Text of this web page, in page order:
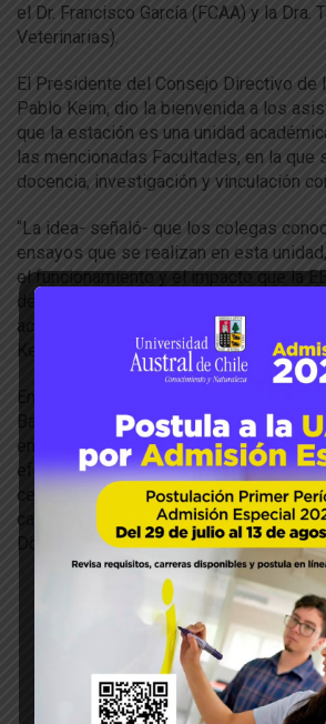
el Dr. Francisco García (FCAA) y la Dra.
Veterinarias).
El Presidente del Consejo Directivo de
Pablo Keim, dio la bienvenida a los
que la estación es una unidad
las mencionadas Facultades, en la que
docencia, investigación y vinculación
“La idea- señaló- que los colegas
ensayos que se realizan en esta
el funcionamiento y el impacto que la
desarrollo de las investigaciones,
actividades de vinculación con el
Banco de Germoplasma de Papas
ensayos del proyecto FONDECYT
efecto de la calidad fisicoquímica de
cenizas volcánicas en la productividad
capacidad de resiliencia del suelo”, que
Dörner.